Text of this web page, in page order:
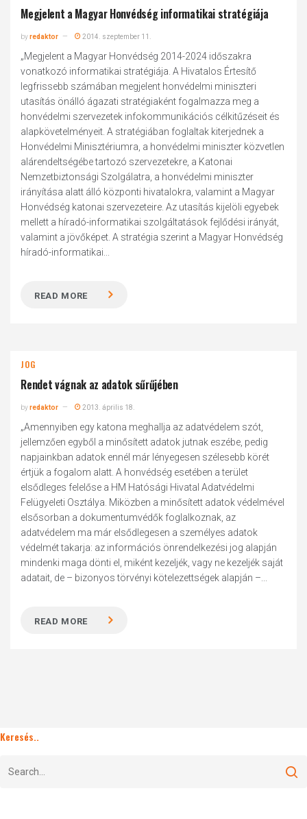
Megjelent a Magyar Honvédség informatikai stratégiája
byredaktor 2014. szeptember 11.
„Megjelent a Magyar Honvédség 2014-2024 időszakra
vonatkozó informatikai stratégiája. A Hivatalos Értesítő
legfrissebb számában megjelent honvédelmi miniszteri
utasítás önálló ágazati stratégiaként fogalmazza meg a
honvédelmi szervezetek infokommunikációs célkitűzéseit és
alapkövetelményeit. A stratégiában foglaltak kiterjednek a
Honvédelmi Minisztériumra, a honvédelmi miniszter közvetlen
alárendeltségébe tartozó szervezetekre, a Katonai
Nemzetbiztonsági Szolgálatra, a honvédelmi miniszter
irányítása alatt álló központi hivatalokra, valamint a Magyar
Honvédség katonai szervezeteire. Az utasítás kijelöli egyebek
mellett a híradó-informatikai szolgáltatások fejlődési irányát,
valamint a jövőképet. A stratégia szerint a Magyar Honvédség
híradó-informatikai...
READ MORE
JOG
Rendet vágnak az adatok sűrűjében
byredaktor 2013. április 18.
„Amennyiben egy katona meghallja az adatvédelem szót,
jellemzően egyből a minősített adatok jutnak eszébe, pedig
napjainkban adatok ennél már lényegesen szélesebb körét
értjük a fogalom alatt. A honvédség esetében a terület
elsődleges felelőse a HM Hatósági Hivatal Adatvédelmi
Felügyeleti Osztálya. Miközben a minősített adatok védelmével
elsősorban a dokumentumvédők foglalkoznak, az
adatvédelem ma már elsődlegesen a személyes adatok
védelmét takarja: az információs önrendelkezési jog alapján
mindenki maga dönti el, miként kezeljék, vagy ne kezeljék saját
adatait, de – bizonyos törvényi kötelezettségek alapján –...
READ MORE
Keresés..